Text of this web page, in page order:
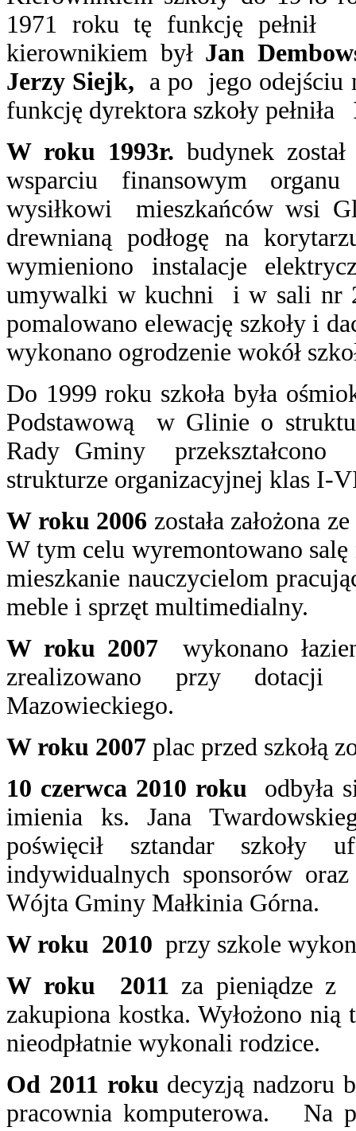
1971 roku tę funkcję
kierownikiem był Jan
Jerzy Siejk, a po jego odejściu
funkcję dyrektora szkoły pełniła
W roku 1993r. budynek
wsparciu finansowym
wysiłkowi mieszkańców wsi
drewnianą podłogę na
wymieniono instalacje
umywalki w kuchni i w sali nr
pomalowano elewację szkoły i
wykonano ogrodzenie wokół
Do 1999 roku szkoła była
Podstawową w Glinie o
Rady Gminy przekształcono
strukturze organizacyjnej klas I-
W roku 2006 została założona
W tym celu wyremontowano salę
mieszkanie nauczycielom
meble i sprzęt multimedialny.
W roku 2007 wykonano
zrealizowano przy dotacji
Mazowieckiego.
W roku 2007 plac przed szkołą
10 czerwca 2010 roku odbyła
imienia ks. Jana
poświęcił sztandar szkoły
indywidualnych sponsorów
Wójta Gminy Małkinia Górna.
W roku 2010 przy szkole
W roku 2011 za pieniądze z
zakupiona kostka. Wyłożono
nieodpłatnie wykonali rodzice.
Od 2011 roku decyzją nadzoru
pracownia komputerowa. Na